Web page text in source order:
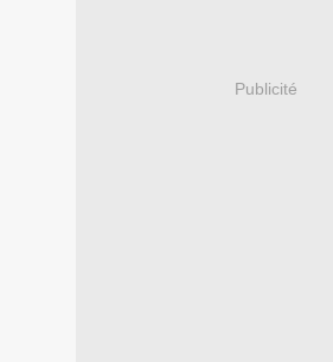
Publicité